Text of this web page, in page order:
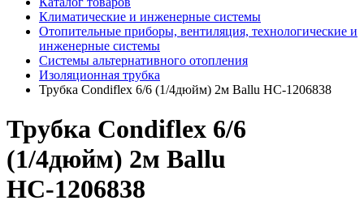
Климатические и инженерные системы
Отопительные приборы, вентиляция, технологические и
инженерные системы
Системы альтернативного отопления
Изоляционная трубка
Трубка Condiflex 6/6 (1/4дюйм) 2м Ballu НС-1206838
Трубка Condiflex 6/6
(1/4дюйм) 2м Ballu
НС-1206838